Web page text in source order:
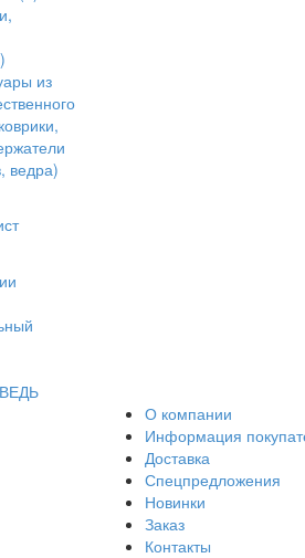
из
ведра)
О компании
Информация
Доставка
Спецпредложения
Новинки
Заказ
Контакты